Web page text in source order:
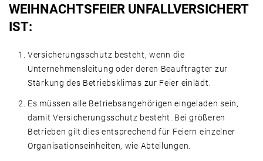
WEIHNACHTSFEIER UNFALLVERSICHERT
IST:
Versicherungsschutz besteht, wenn die
Unternehmensleitung oder deren Beauftragter zur
Stärkung des Betriebsklimas zur Feier einlädt.
Es müssen alle Betriebsangehörigen eingeladen sein,
damit Versicherungsschutz besteht. Bei größeren
Betrieben gilt dies entsprechend für Feiern einzelner
Organisationseinheiten, wie Abteilungen.